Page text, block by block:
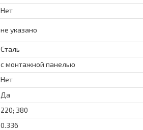
Нет
не указано
Сталь
с монтажной панелью
Нет
Да
220; 380
0.336